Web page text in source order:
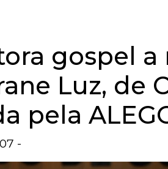
gospel a
Luz, de
pela
-